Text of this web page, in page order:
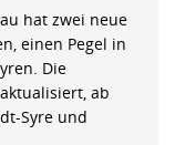
hat zwei neue
einen Pegel in
Die
ab
Syre und